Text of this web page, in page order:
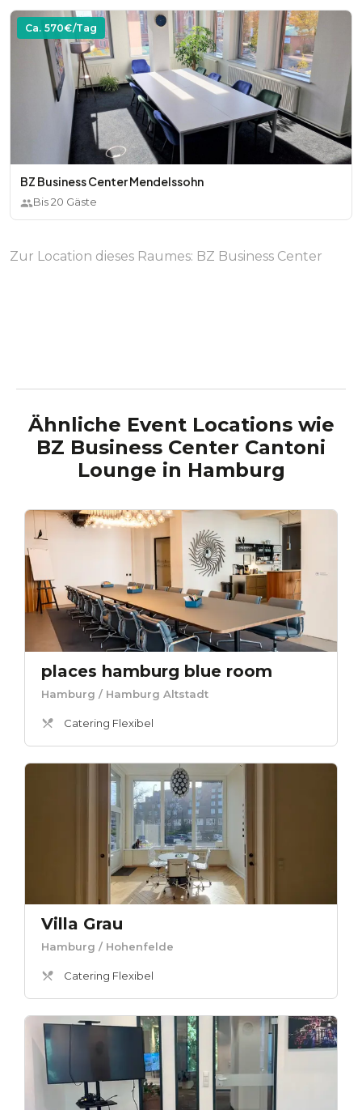
Ca. 570€/Tag
BZ Business Center Mendelssohn
Bis20 Gäste
Zur Location dieses Raumes: BZ Business Center
Ähnliche Event Locations wie
BZ Business Center Cantoni
Lounge in Hamburg
places hamburg blue room
Hamburg / Hamburg Altstadt
Catering Flexibel
Villa Grau
Hamburg / Hohenfelde
Catering Flexibel